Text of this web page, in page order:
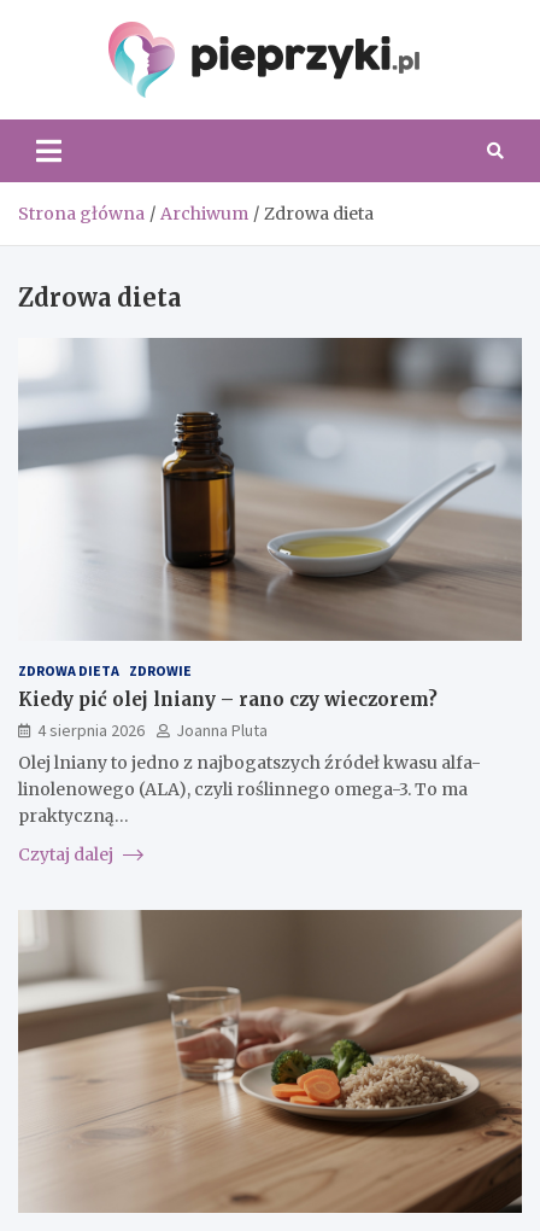
Strona główna Archiwum Zdrowa dieta
Zdrowa dieta
ZDROWA DIETA ZDROWIE
Kiedy pić olej lniany – rano czy wieczorem?
4 sierpnia 2026
Joanna Pluta
Olej lniany to jedno z najbogatszych źródeł kwasu alfa-
linolenowego (ALA), czyli roślinnego omega-3. To ma
praktyczną…
Czytaj dalej